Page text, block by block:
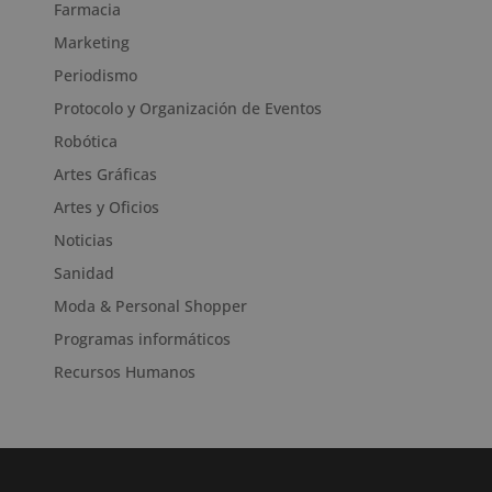
Farmacia
Marketing
Periodismo
Protocolo y Organización de Eventos
Robótica
Artes Gráficas
Artes y Oficios
Noticias
Sanidad
Moda & Personal Shopper
Programas informáticos
Recursos Humanos